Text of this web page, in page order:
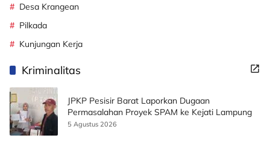
Desa Krangean
Pilkada
Kunjungan Kerja
Kriminalitas
JPKP Pesisir Barat Laporkan Dugaan
Permasalahan Proyek SPAM ke Kejati Lampung
5 Agustus 2026